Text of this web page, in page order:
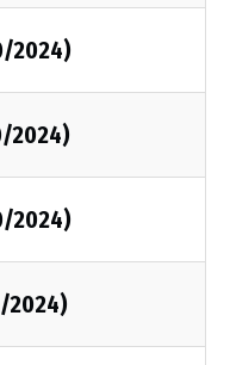
2024)
2024)
2024)
2024)